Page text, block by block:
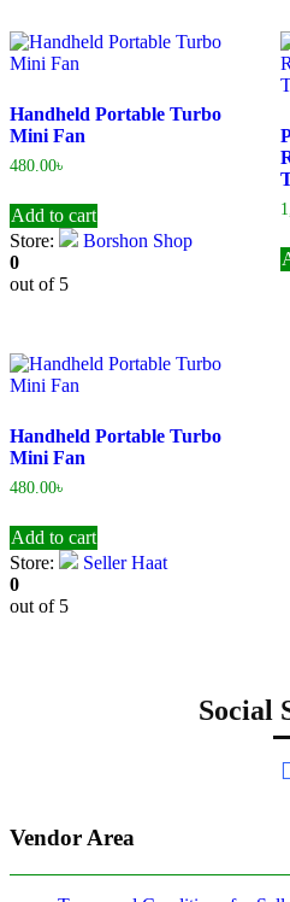
Handheld Portable Turbo
Mini Fan
480.00৳
Add to cart
Store:
Borshon Shop
0
out of 5
Handheld Portable Turbo
Mini Fan
480.00৳
Add to cart
Store:
Seller Haat
0
out of 5
Social
Vendor Area